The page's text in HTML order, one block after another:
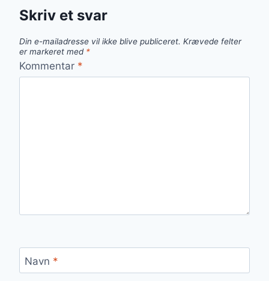
Skriv et svar
Din e-mailadresse vil ikke blive publiceret. Krævede felter
er markeret med *
Kommentar *
Navn *